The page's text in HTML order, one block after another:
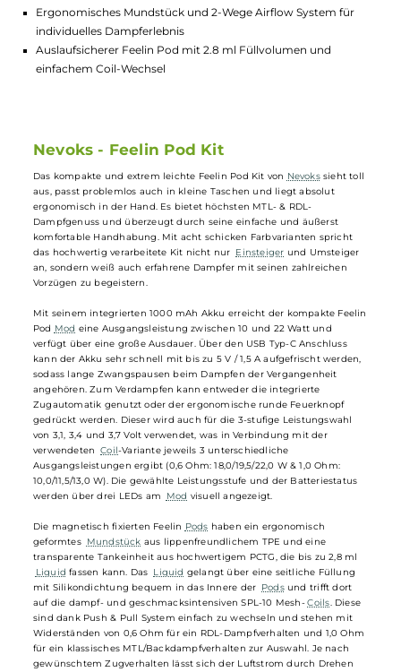
Integrierter 1000 mAh Akku mit USB Typ-C Charging für
Ausdauer und schnelles Aufladen
Einfache Leistungswahl von 10-22 W und Anzeige über drei
Auslaufsicherer Feelin Pod mit 2.8 ml Füllvolumen und
einfachem Coil-Wechsel
Nevoks - Feelin Pod Kit
Das kompakte und extrem leichte Feelin Pod Kit von
aus, passt problemlos auch in kleine Taschen und liegt absolut
ergonomisch in der Hand. Es bietet höchsten MTL- & RDL-
Dampfgenuss und überzeugt durch seine einfache und äußerst
komfortable Handhabung. Mit acht schicken Farbvarianten spricht
das hochwertig verarbeitete Kit nicht nur Einsteigerund Umsteiger
an, sondern weiß auch erfahrene Dampfer mit seinen zahlreichen
Vorzügen zu begeistern.
Mit seinem integrierten 1000 mAh Akku erreicht der kompakte
Pod
Mod eine Ausgangsleistung zwischen 10 und 22 Watt und
verfügt über eine große Ausdauer. Über den USB Typ-C Anschluss
kann der Akku sehr schnell mit bis zu 5 V / 1,5 A aufgefrischt werden,
angehören. Zum Verdampfen kann entweder die integrierte
Zugautomatik genutzt oder der ergonomische runde Feuerknopf
gedrückt werden. Dieser wird auch für die 3-stufige Leistungswahl
von 3,1, 3,4 und 3,7 Volt verwendet, was in Verbindung mit der
Coil -Variante jeweils 3 unterschiedliche
Ausgangsleistungen ergibt (0,6 Ohm: 18,0/19,5/22,0 W & 1,0 Ohm:
10,0/11,5/13,0 W). Die gewählte Leistungsstufe und der Batteriestatus
werden über drei LEDs am Modvisuell angezeigt.